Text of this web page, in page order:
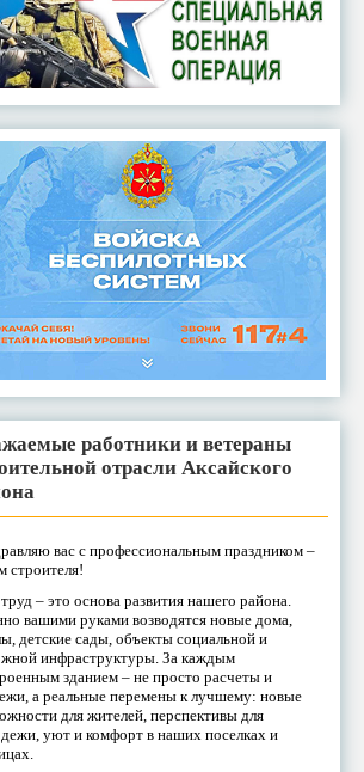
работники и ветераны
отрасли Аксайского
вас с профессиональным праздником –
строителя!
– это основа развития нашего района.
вашими руками возводятся новые дома,
детские сады, объекты социальной и
инфраструктуры. За каждым
зданием – не просто расчеты и
а реальные перемены к лучшему: новые
для жителей, перспективы для
уют и комфорт в наших поселках и